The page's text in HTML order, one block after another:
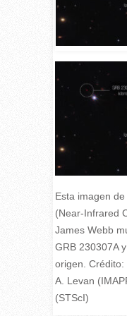
Esta imagen
(Near-Infrared
James Webb
GRB 230307A
origen. Crédito:
A. Levan
(STScI)